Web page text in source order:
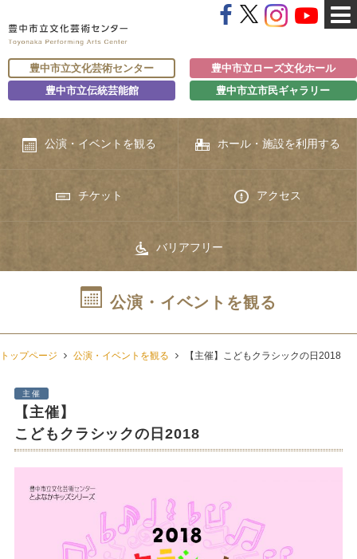
豊中市立文化芸術センター
豊中市立ローズ文化ホール
豊中市立伝統芸能館
豊中市立市民ギャラリー
公演・イベントを観る ホール・施設を利用する
チケット アクセス
バリアフリー
公演・イベントを観る
トップページ 公演・イベントを観る 【主催】こどもクラシックの日2018
主催
【主催】
こどもクラシックの日2018